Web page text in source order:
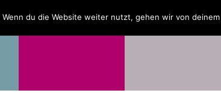
ÜBER UNS NEWS
du die Website weiter nutzt, gehen wir von